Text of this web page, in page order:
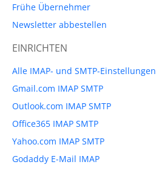
Frühe Übernehmer
Newsletter abbestellen
EINRICHTEN
Alle IMAP- und SMTP-Einstellungen
Gmail.com IMAP SMTP
Outlook.com IMAP SMTP
Office365 IMAP SMTP
Yahoo.com IMAP SMTP
Godaddy E-Mail IMAP